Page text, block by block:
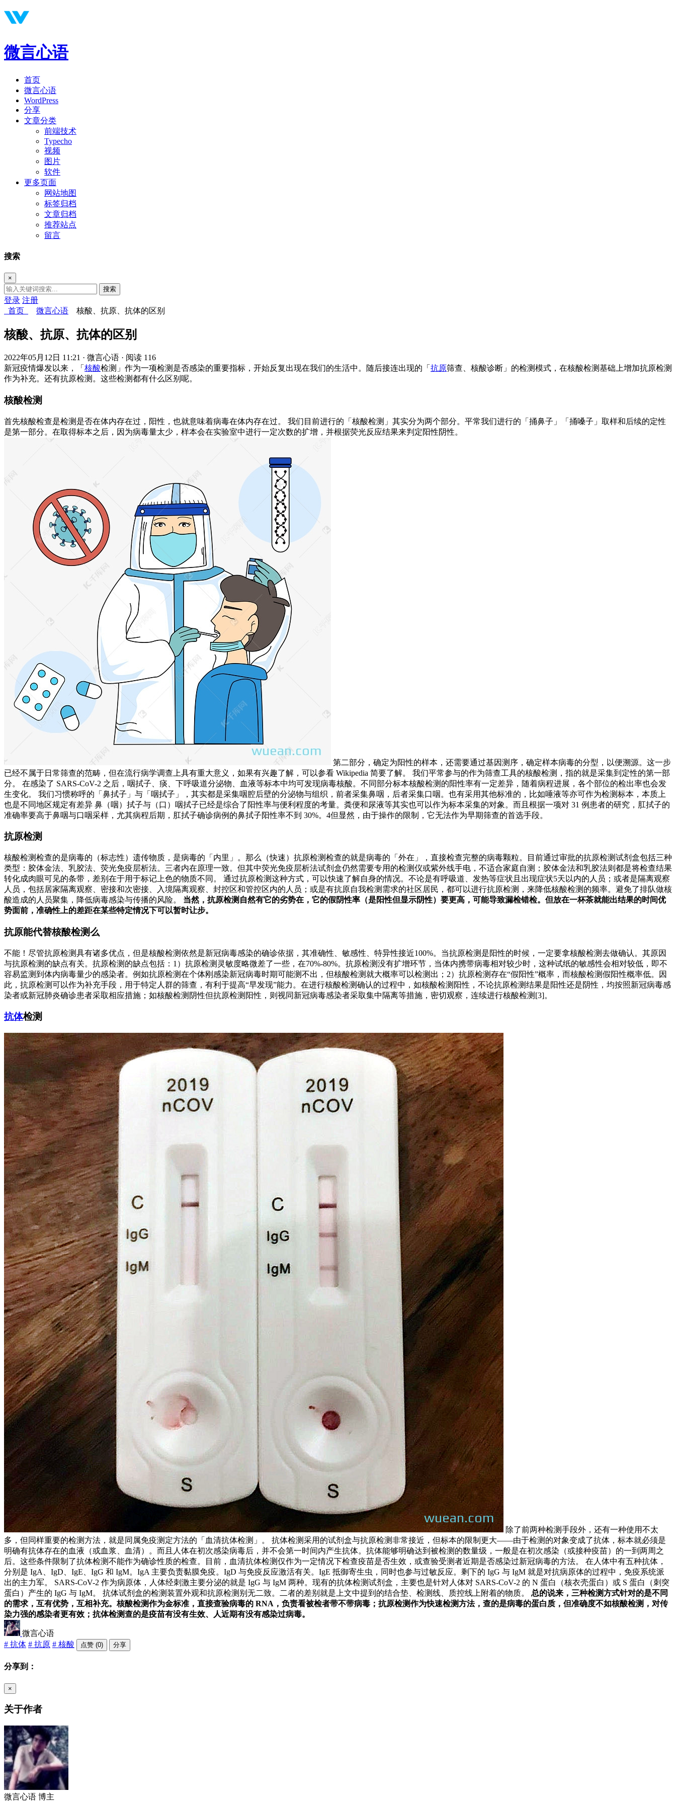
微言心语
首页
微言心语
WordPress
分享
文章分类
前端技术
Typecho
视频
图片
软件
更多页面
网站地图
标签归档
文章归档
推荐站点
留言
搜索
×
搜索
登录 注册
首页
微言心语 核酸、抗原、抗体的区别
核酸、抗原、抗体的区别
2022年05月12日 11:21 · 微言心语 · 阅读 116
新冠疫情爆发以来，「 核酸检测」作为一项检测是否感染的重要指标，开始反复出现在我们的生活中。随后接连出现的「 抗原筛查、核酸诊断」的检测模式，在核酸检测基础上增加抗原检测
作为补充。还有抗原检测。这些检测都有什么区别呢。
核酸检测
首先核酸检查是检测是否在体内存在过，阳性，也就意味着病毒在体内存在过。 我们目前进行的「核酸检测」其实分为两个部分。平常我们进行的「捅鼻子」「捅嗓子」取样和后续的定性
是第一部分。在取得标本之后，因为病毒量太少，样本会在实验室中进行一定次数的扩增，并根据荧光反应结果来判定阳性阴性。
第二部分，确定为阳性的样本，还需要通过基因测序，确定样本病毒的分型，以便溯源。这一步
已经不属于日常筛查的范畴，但在流行病学调查上具有重大意义，如果有兴趣了解，可以参看 Wikipedia 简要了解。 我们平常参与的作为筛查工具的核酸检测，指的就是采集到定性的第一部
分。 在感染了 SARS-CoV-2 之后，咽拭子、痰、下呼吸道分泌物、血液等标本中均可发现病毒核酸。不同部分标本核酸检测的阳性率有一定差异，随着病程进展，各个部位的检出率也会发
生变化。 我们习惯称呼的「鼻拭子」与「咽拭子」，其实都是采集咽腔后壁的分泌物与组织，前者采集鼻咽，后者采集口咽。也有采用其他标准的，比如唾液等亦可作为检测标本，本质上
也是不同地区规定有差异 鼻（咽）拭子与（口）咽拭子已经是综合了阳性率与便利程度的考量。粪便和尿液等其实也可以作为标本采集的对象。而且根据一项对 31 例患者的研究，肛拭子的
准确率要高于鼻咽与口咽采样，尤其病程后期，肛拭子确诊病例的鼻拭子阳性率不到 30%。4但显然，由于操作的限制，它无法作为早期筛查的首选手段。
抗原检测
核酸检测检查的是病毒的（标志性）遗传物质，是病毒的「内里」。那么（快速）抗原检测检查的就是病毒的「外在」，直接检查完整的病毒颗粒。目前通过审批的抗原检测试剂盒包括三种
类型：胶体金法、乳胶法、荧光免疫层析法。三者内在原理一致。但其中荧光免疫层析法试剂盒仍然需要专用的检测仪或紫外线手电，不适合家庭自测；胶体金法和乳胶法则都是将检查结果
转化成肉眼可见的条带，差别在于用于标记上色的物质不同。 通过抗原检测这种方式，可以快速了解自身的情况。不论是有呼吸道、发热等症状且出现症状5天以内的人员；或者是隔离观察
人员，包括居家隔离观察、密接和次密接、入境隔离观察、封控区和管控区内的人员；或是有抗原自我检测需求的社区居民，都可以进行抗原检测，来降低核酸检测的频率。避免了排队做核
酸造成的人员聚集，降低病毒感染与传播的风险。 当然，抗原检测自然有它的劣势在，它的假阴性率（是阳性但显示阴性）要更高，可能导致漏检错检。但放在一杯茶就能出结果的时间优
势面前，准确性上的差距在某些特定情况下可以暂时让步。
抗原能代替核酸检测么
不能！尽管抗原检测具有诸多优点，但是核酸检测依然是新冠病毒感染的确诊依据，其准确性、敏感性、特异性接近100%。当抗原检测是阳性的时候，一定要拿核酸检测去做确认。其原因
与抗原检测的缺点有关。抗原检测的缺点包括：1）抗原检测灵敏度略微差了一些，在70%-80%。抗原检测没有扩增环节，当体内携带病毒相对较少时，这种试纸的敏感性会相对较低，即不
容易监测到体内病毒量少的感染者。例如抗原检测在个体刚感染新冠病毒时期可能测不出，但核酸检测就大概率可以检测出；2）抗原检测存在“假阳性”概率，而核酸检测假阳性概率低。因
此，抗原检测可以作为补充手段，用于特定人群的筛查，有利于提高“早发现”能力。在进行核酸检测确认的过程中，如核酸检测阳性，不论抗原检测结果是阳性还是阴性，均按照新冠病毒感
染者或新冠肺炎确诊患者采取相应措施；如核酸检测阴性但抗原检测阳性，则视同新冠病毒感染者采取集中隔离等措施，密切观察，连续进行核酸检测[3]。
抗体检测
除了前两种检测手段外，还有一种使用不太
多，但同样重要的检测方法，就是同属免疫测定方法的「血清抗体检测」。 抗体检测采用的试剂盒与抗原检测非常接近，但标本的限制更大——由于检测的对象变成了抗体，标本就必须是
明确有抗体存在的血液（或血浆、血清）。而且人体在初次感染病毒后，并不会第一时间内产生抗体。抗体能够明确达到被检测的数量级，一般是在初次感染（或接种疫苗）的一到两周之
后。这些条件限制了抗体检测不能作为确诊性质的检查。目前，血清抗体检测仅作为一定情况下检查疫苗是否生效，或查验受测者近期是否感染过新冠病毒的方法。 在人体中有五种抗体，
分别是 IgA、IgD、IgE、IgG 和 IgM。IgA 主要负责黏膜免疫。IgD 与免疫反应激活有关。IgE 抵御寄生虫，同时也参与过敏反应。剩下的 IgG 与 IgM 就是对抗病原体的过程中，免疫系统派
出的主力军。 SARS-CoV-2 作为病原体，人体经刺激主要分泌的就是 IgG 与 IgM 两种。现有的抗体检测试剂盒，主要也是针对人体对 SARS-CoV-2 的 N 蛋白（核衣壳蛋白）或 S 蛋白（刺突
蛋白）产生的 IgG 与 IgM。 抗体试剂盒的检测装置外观和抗原检测别无二致。二者的差别就是上文中提到的结合垫、检测线、质控线上附着的物质。 总的说来，三种检测方式针对的是不同
的需求，互有优势，互相补充。核酸检测作为金标准，直接查验病毒的 RNA，负责看被检者带不带病毒；抗原检测作为快速检测方法，查的是病毒的蛋白质，但准确度不如核酸检测，对传
染力强的感染者更有效；抗体检测查的是疫苗有没有生效、人近期有没有感染过病毒。
微言心语
# 抗体 # 抗原 # 核酸 点赞 (0) 分享
分享到：
×
关于作者
微言心语 博主